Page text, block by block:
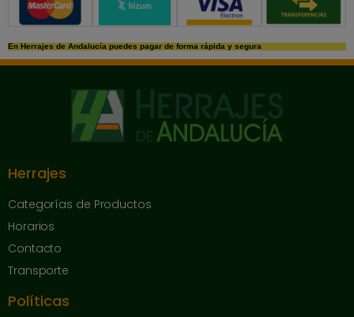
En Herrajes de Andalucía puedes pagar de forma rápida y segura
Herrajes
Categorías de Productos
Horarios
Contacto
Transporte
Políticas